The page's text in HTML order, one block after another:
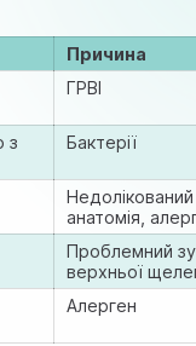
Причина
ГРВІ
з
Бактерії
Недолікований
анатомія,
Проблемний
верхньої
Алерген